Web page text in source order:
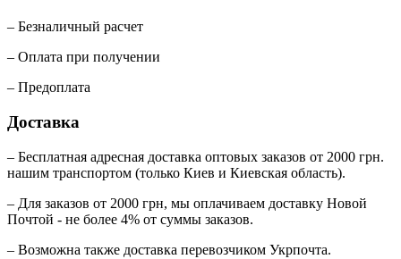
– Безналичный расчет
– Оплата при получении
– Предоплата
Доставка
– Бесплатная адресная доставка оптовых заказов от 2000 грн.
нашим транспортом (только Киев и Киевская область).
– Для заказов от 2000 грн, мы оплачиваем доставку Новой
Почтой - не более 4% от суммы заказов.
– Возможна также доставка перевозчиком Укрпочта.